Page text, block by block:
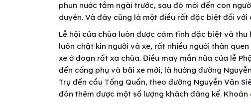
phun nước tắm ngài trước, sau đó mới đến con
duyên. Và đây cũng là một điều rất đặc biệt đối với
Lễ hội của chùa luôn được cảm tình đặc biệt và
luôn chật kín người và xe, rất nhiều người thân
xe ở đoạn rất xa chùa. Điều may mắn nữa của lễ
đến cổng phụ và bãi xe mới, là hướng đường
Trụ đến cầu Tổng Quẩn, theo đường Nguyễn Văn
đón thêm được một số lượng khách đáng kể.